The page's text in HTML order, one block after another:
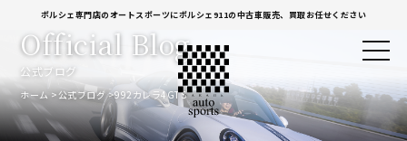
ポルシェ専門店のオートスポーツにポルシェ911の中古車販売、買取お任せください
公式ブログ
Official Blog
ホーム 公式ブログ 992カレラ4GTS